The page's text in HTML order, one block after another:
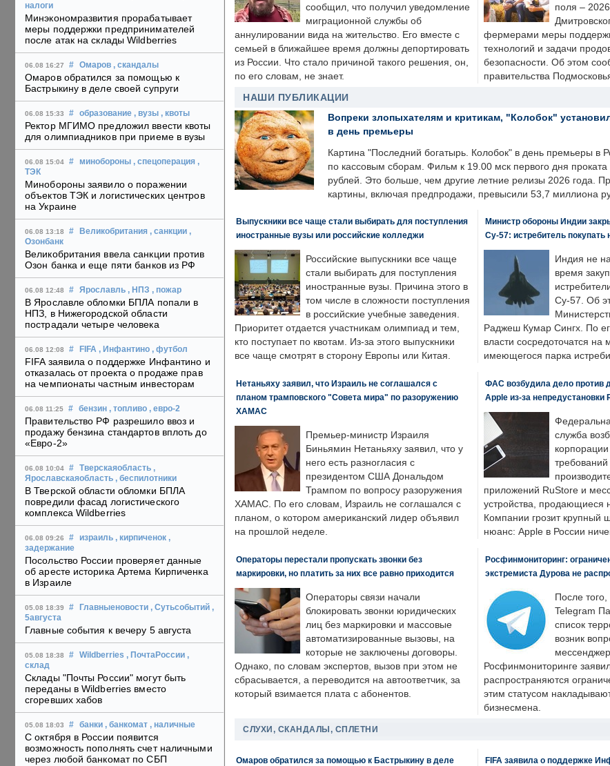
налоги
Минэкономразвития прорабатывает
меры поддержки предпринимателей
после атак на склады Wildberries
06.08 16:27 # Омаров , скандалы
Омаров обратился за помощью к
Бастрыкину в деле своей супруги
06.08 15:33 # образование , вузы , квоты
Ректор МГИМО предложил ввести квоты
для олимпиадников при приеме в вузы
06.08 15:04 # минобороны , спецоперация ,
ТЭК
Минобороны заявило о поражении
объектов ТЭК и логистических центров
на Украине
06.08 13:18 # Великобритания , санкции ,
Озонбанк
Великобритания ввела санкции против
Озон банка и еще пяти банков из РФ
06.08 12:48 # Ярославль , НПЗ , пожар
В Ярославле обломки БПЛА попали в
НПЗ, в Нижегородской области
пострадали четыре человека
06.08 12:08 # FIFA , Инфантино , футбол
FIFA заявила о поддержке Инфантино и
отказалась от проекта о продаже прав
на чемпионаты частным инвесторам
06.08 11:25 # бензин , топливо , евро-2
Правительство РФ разрешило ввоз и
продажу бензина стандартов вплоть до
«Евро-2»
06.08 10:04 # Тверскаяобласть ,
Ярославскаяобласть , беспилотники
В Тверской области обломки БПЛА
повредили фасад логистического
комплекса Wildberries
06.08 09:26 # израиль , кирпиченок ,
задержание
Посольство России проверяет данные
об аресте историка Артема Кирпиченка
в Израиле
05.08 18:39 # Главныеновости , Сутьсобытий ,
5августа
Главные события к вечеру 5 августа
05.08 18:38 # Wildberries , ПочтаРоссии ,
склад
Склады "Почты России" могут быть
переданы в Wildberries вместо
сгоревших хабов
05.08 18:03 # банки , банкомат , наличные
С октября в России появится
возможность пополнять счет наличными
через любой банкомат по СБП
сообщил, что получил уведомление
миграционной службы об
аннулировании вида на жительство. Его вместе с
семьей в ближайшее время должны депортировать
из России. Что стало причиной такого решения, он,
по его словам, не знает.
поля –
фермерами меры
технологий и задачи
безопасности. Об этом
правительства
НАШИ ПУБЛИКАЦИИ
Вопреки злопыхателям и критикам, "Колобок"
в день премьеры
Картина "Последний богатырь. Колобок" в день премьеры в
по кассовым сборам. Фильм к 19.00 мск первого дня
рублей. Это больше, чем другие летние релизы 2026 года.
картины, включая предпродажи, превысили 53,7 миллиона
Выпускники все чаще стали выбирать для поступления
иностранные вузы или российские колледжи
Российские выпускники все чаще
стали выбирать для поступления
иностранные вузы. Причина этого в
том числе в сложности поступления
в российские учебные заведения.
Приоритет отдается участникам олимпиад и тем,
кто поступает по квотам. Из-за этого выпускники
все чаще смотрят в сторону Европы или Китая.
Министр обороны Индии
Су-57: истребитель покупать
Индия не
время
Су-57. Об
Раджеш Кумар Сингх. По
власти сосредоточатся на
имеющегося парка
Нетаньяху заявил, что Израиль не соглашался с
планом трамповского "Совета мира" по разоружению
ХАМАС
Премьер-министр Израиля
Биньямин Нетаньяху заявил, что у
него есть разногласия с
президентом США Дональдом
Трампом по вопросу разоружения
ХАМАС. По его словам, Израиль не соглашался с
планом, о котором американский лидер объявил
на прошлой неделе.
ФАС возбудила дело против
Apple из-за непредустановки
служба
требований
приложений RuStore и
устройства, продающиеся
Компании грозит крупный
нюанс: Apple в России
Операторы перестали пропускать звонки без
маркировки, но платить за них все равно приходится
Операторы связи начали
блокировать звонки юридических
лиц без маркировки и массовые
автоматизированные вызовы, на
которые не заключены договоры.
Однако, по словам экспертов, вызов при этом не
сбрасывается, а переводится на автоответчик, за
который взимается плата с абонентов.
Росфинмониторинг:
экстремиста Дурова не
После того,
Telegram
список
возник
Росфинмониторинге
распространяются
этим статусом
бизнесмена.
СЛУХИ, СКАНДАЛЫ, СПЛЕТНИ
Омаров обратился за помощью к Бастрыкину в деле
FIFA заявила о поддержке